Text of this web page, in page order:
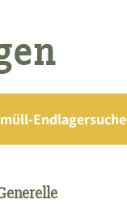
Endlagersuche